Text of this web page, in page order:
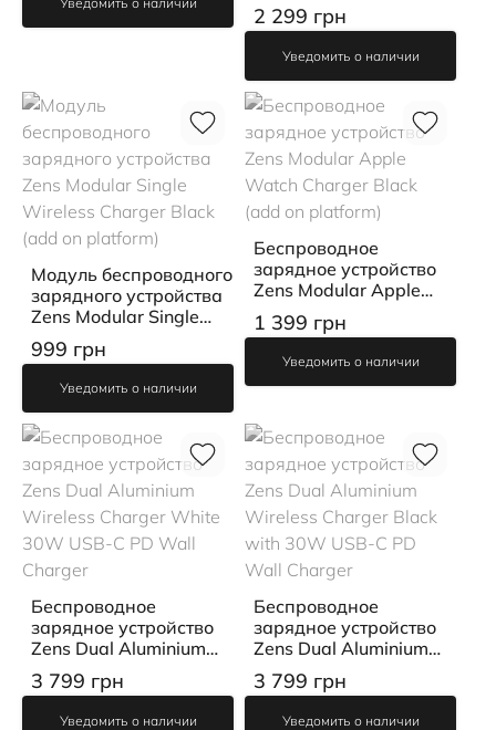
Wireless Charger Black
with 18W USB-C PD
Wall Charger
2 299 грн
Уведомить о наличии
Модуль беспроводного
зарядного устройства
Zens Modular Single
Wireless Charger Black
(add on platform)
999 грн
Уведомить о наличии
Беспроводное
зарядное устройство
Zens Modular Apple
Watch Charger Black
(add on platform)
1 399 грн
Уведомить о наличии
Беспроводное
зарядное устройство
Zens Dual Aluminium
Wireless Charger White
30W USB-C PD Wall
Charger
3 799 грн
Уведомить о наличии
Беспроводное
зарядное устройство
Zens Dual Aluminium
Wireless Charger Black
with 30W USB-C PD
Wall Charger
3 799 грн
Уведомить о наличии